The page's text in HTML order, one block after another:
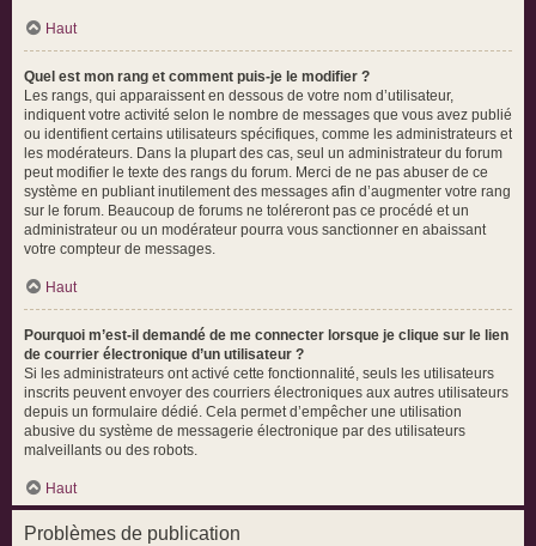
Haut
Quel est mon rang et comment puis-je le modifier ?
Les rangs, qui apparaissent en dessous de votre nom d’utilisateur,
indiquent votre activité selon le nombre de messages que vous avez publié
ou identifient certains utilisateurs spécifiques, comme les administrateurs et
les modérateurs. Dans la plupart des cas, seul un administrateur du forum
peut modifier le texte des rangs du forum. Merci de ne pas abuser de ce
système en publiant inutilement des messages afin d’augmenter votre rang
sur le forum. Beaucoup de forums ne toléreront pas ce procédé et un
administrateur ou un modérateur pourra vous sanctionner en abaissant
votre compteur de messages.
Haut
Pourquoi m’est-il demandé de me connecter lorsque je clique sur le lien
de courrier électronique d’un utilisateur ?
Si les administrateurs ont activé cette fonctionnalité, seuls les utilisateurs
inscrits peuvent envoyer des courriers électroniques aux autres utilisateurs
depuis un formulaire dédié. Cela permet d’empêcher une utilisation
abusive du système de messagerie électronique par des utilisateurs
malveillants ou des robots.
Haut
Problèmes de publication